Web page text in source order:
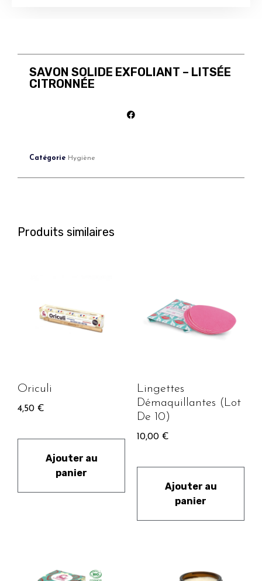
SAVON SOLIDE EXFOLIANT – LITSÉE
CITRONNÉE
Catégorie Hygiène
Produits similaires
Oriculi
4,50 €
Ajouter au
panier
Lingettes
Démaquillantes (Lot
De 10)
10,00 €
Ajouter au
panier